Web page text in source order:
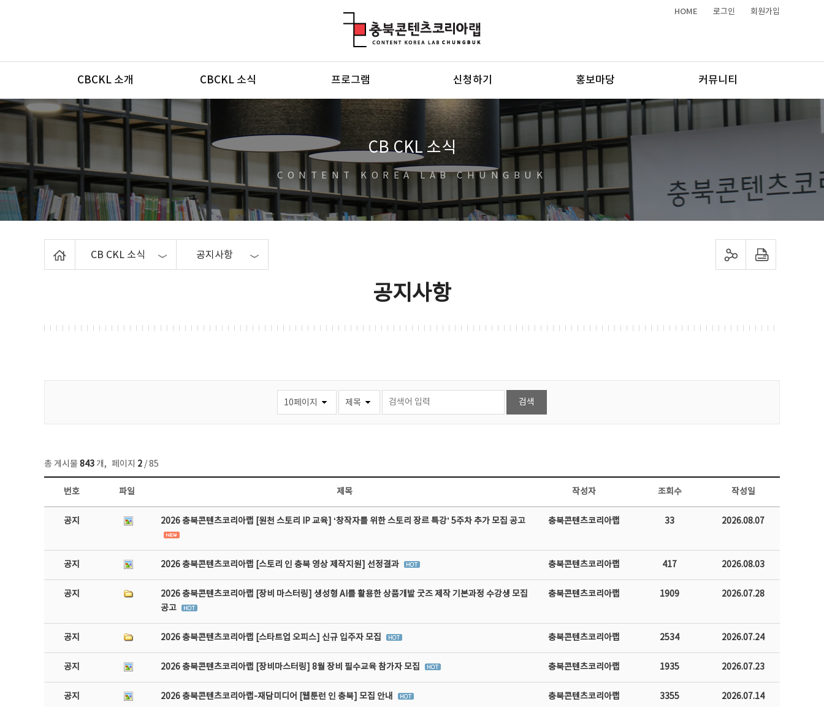
HOME 로그인 회원가입
메뉴
CBCKL 소개 CBCKL 소식 프로그램 신청하기 홍보마당 커뮤니티
CB CKL 소식
CONTENT KOREA LAB CHUNGBUK
CB CKL 소식 공지사항 sns 공유하기 프린트하기
공지사항
총 게시물 843 개, 페이지 2 / 85
공지사항 목록 - 번호, 제목, 작성자, 파일, 조회수, 작성일 정보 제공
번호 파일 제목 작성자 조회수 작성일
공지 2026 충북콘텐츠코리아랩 [원천 스토리 IP 교육] ‘창작자를 위한 스토리 장르 특강’ 5주차 추가 모집 공고 충북콘텐츠코리아랩 33 2026.08.07
공지 2026 충북콘텐츠코리아랩 [스토리 인 충북 영상 제작지원] 선정결과 충북콘텐츠코리아랩 417 2026.08.03
공지
2026 충북콘텐츠코리아랩 [장비 마스터링] 생성형 AI를 활용한 상품개발 굿즈 제작 기본과정 수강생 모집
공고
충북콘텐츠코리아랩 1909 2026.07.28
공지 2026 충북콘텐츠코리아랩 [스타트업 오피스] 신규 입주자 모집 충북콘텐츠코리아랩 2534 2026.07.24
공지 2026 충북콘텐츠코리아랩 [장비마스터링] 8월 장비 필수교육 참가자 모집 충북콘텐츠코리아랩 1935 2026.07.23
공지 2026 충북콘텐츠코리아랩-재담미디어 [웹툰런 인 충북] 모집 안내 충북콘텐츠코리아랩 3355 2026.07.14